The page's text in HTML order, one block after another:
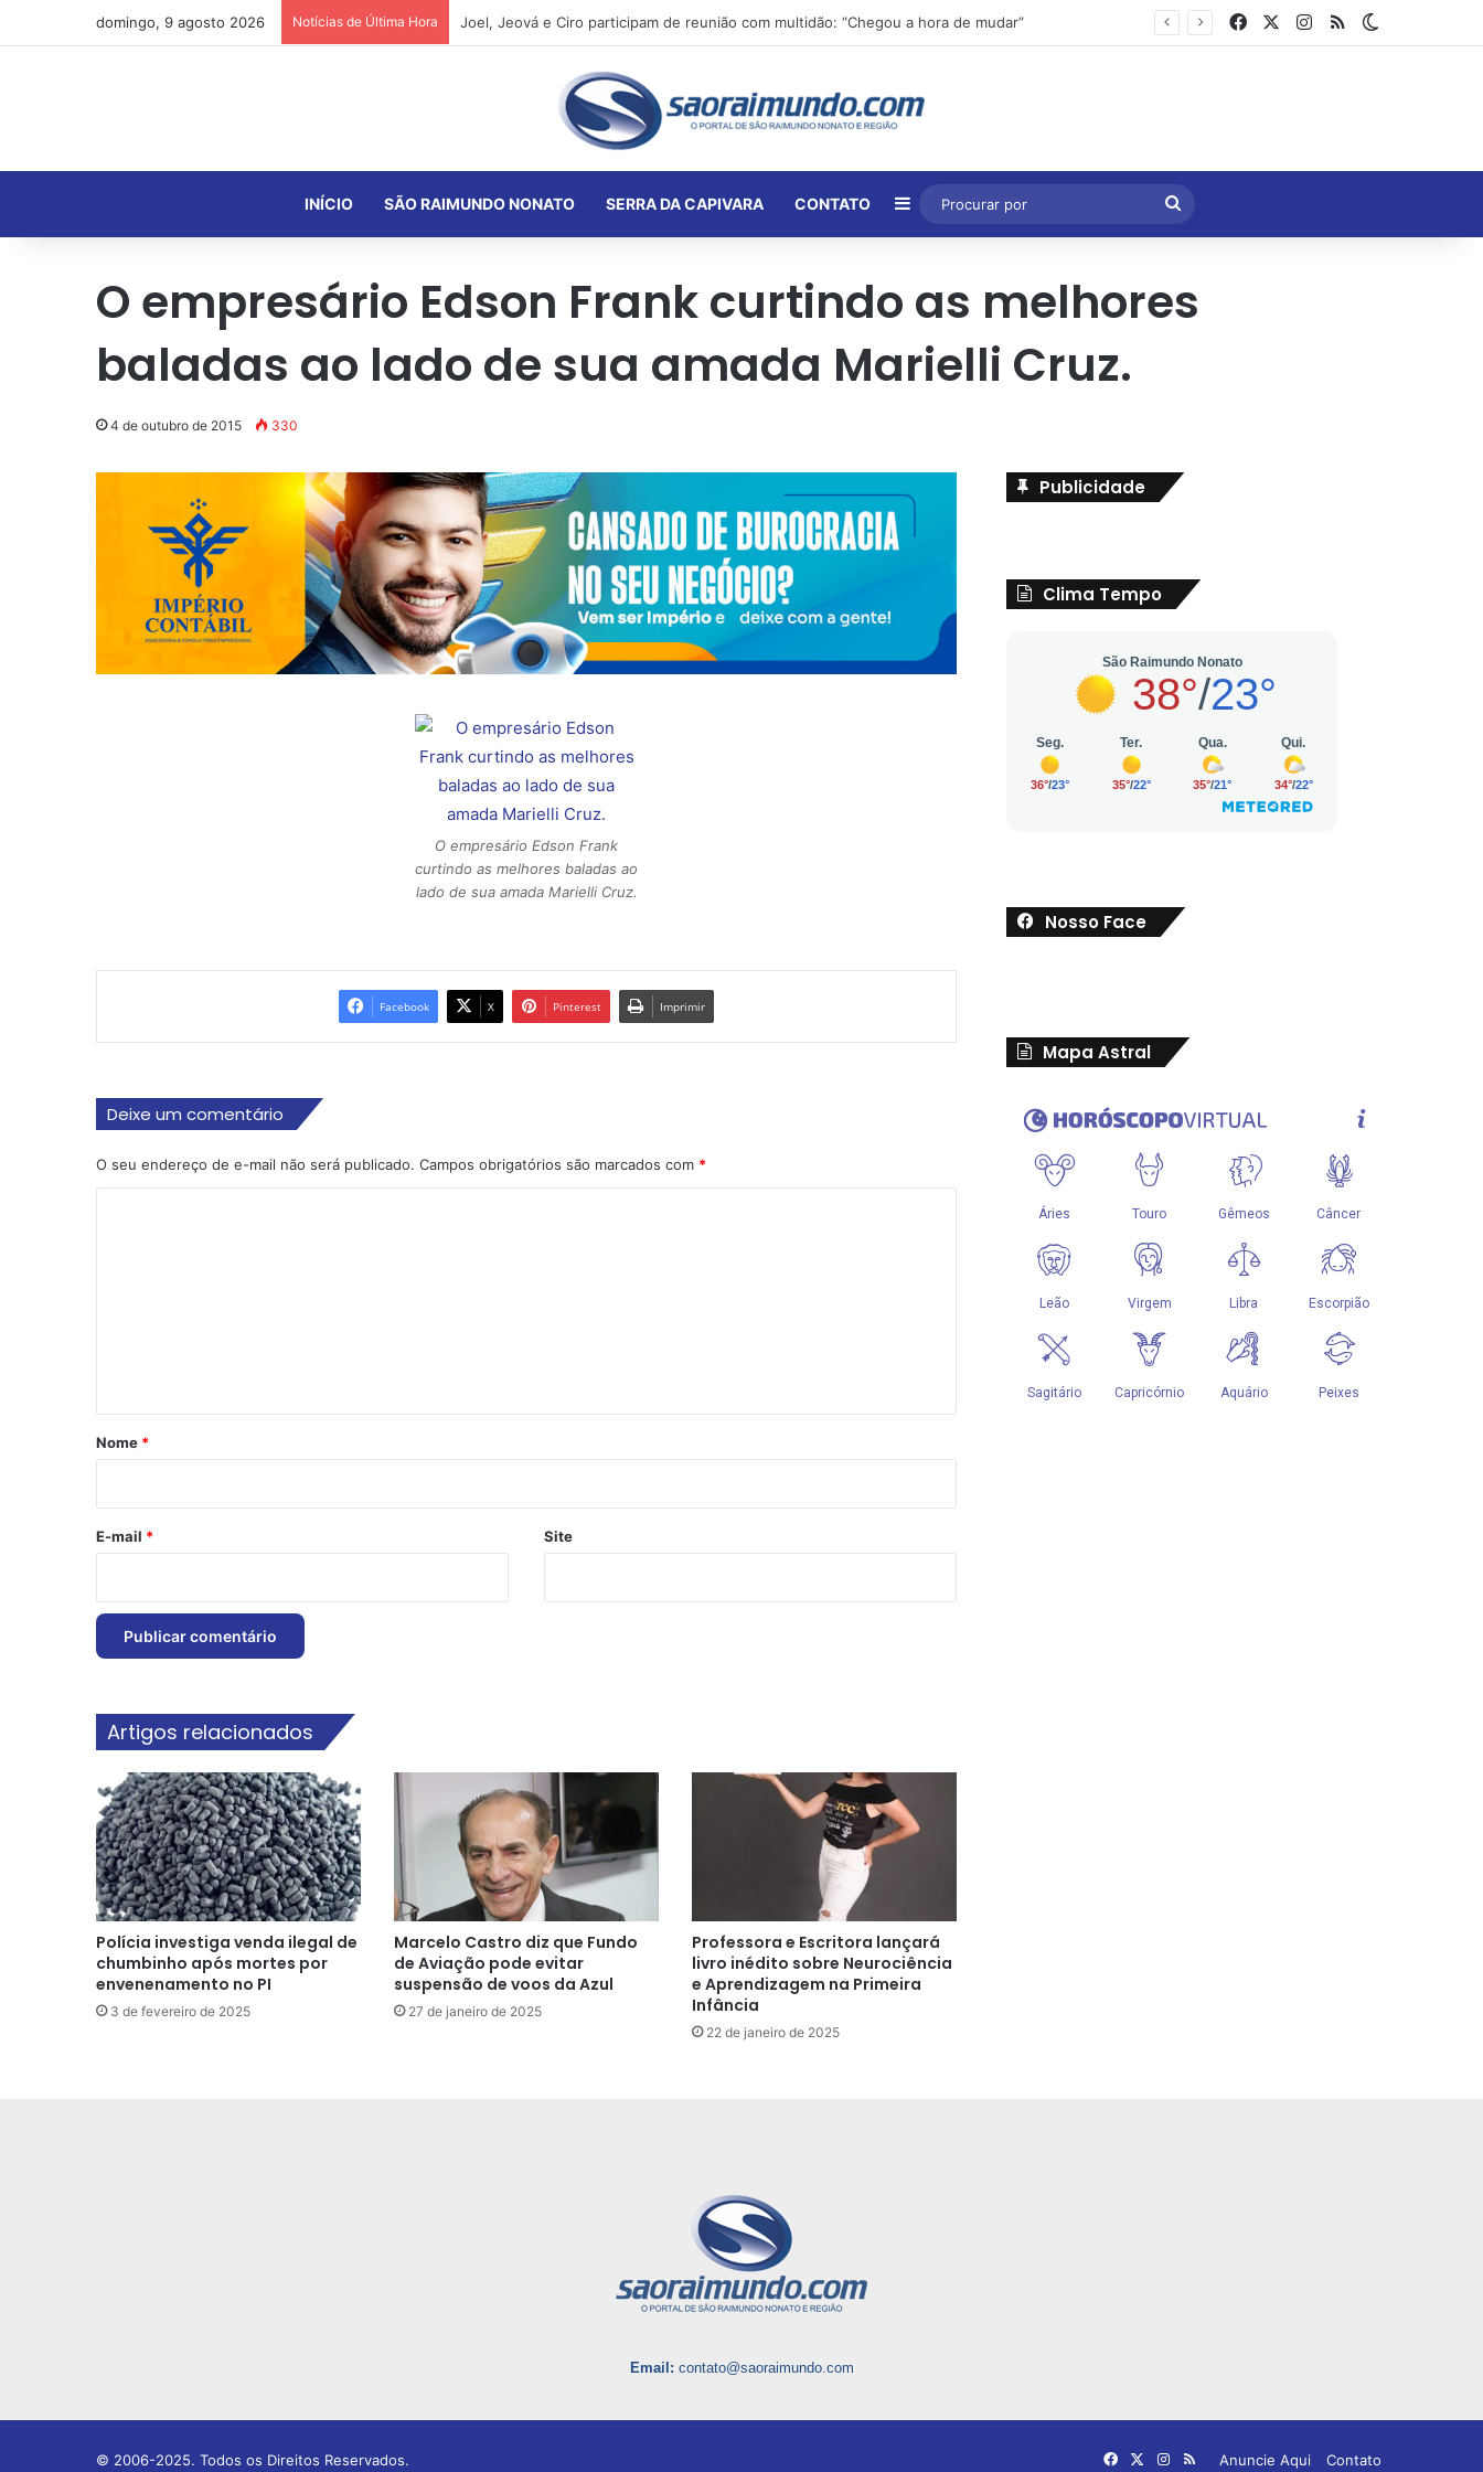
domingo, 9 agosto 2026 Notícias de Última Hora FacebookInstagram
RSS
INÍCIO SÃO RAIMUNDO NONATO SERRA DA CAPIVARA CONTATO Barra Lateral
Procurar
por
O empresário Edson Frank curtindo as melhores
baladas ao lado de sua amada Marielli Cruz.
4 de outubro de 2015 330
O empresário Edson Frank
curtindo as melhores baladas ao
lado de sua amada Marielli Cruz.
Facebook X Pinterest Imprimir
Deixe um comentário
O seu endereço de e-mail não será publicado. Campos obrigatórios são marcados com *
r
*
Nome *
E-mail * Site
Artigos relacionados
Polícia investiga venda ilegal de
chumbinho após mortes por
envenenamento no PI
3 de fevereiro de 2025
Marcelo Castro diz que Fundo
de Aviação pode evitar
suspensão de voos da Azul
27 de janeiro de 2025
Professora e Escritora lançará
livro inédito sobre Neurociência
e Aprendizagem na Primeira
Infância
22 de janeiro de 2025
Publicidade
Clima Tempo
Nosso Face
Mapa Astral
Email: contato@saoraimundo.com
© 2006-2025. Todos os Direitos Reservados. Anuncie Aqui Contato
Facebook
X Instagram
RSS